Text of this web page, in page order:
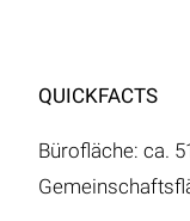
QUICKFACTS
Bürofläche: ca.